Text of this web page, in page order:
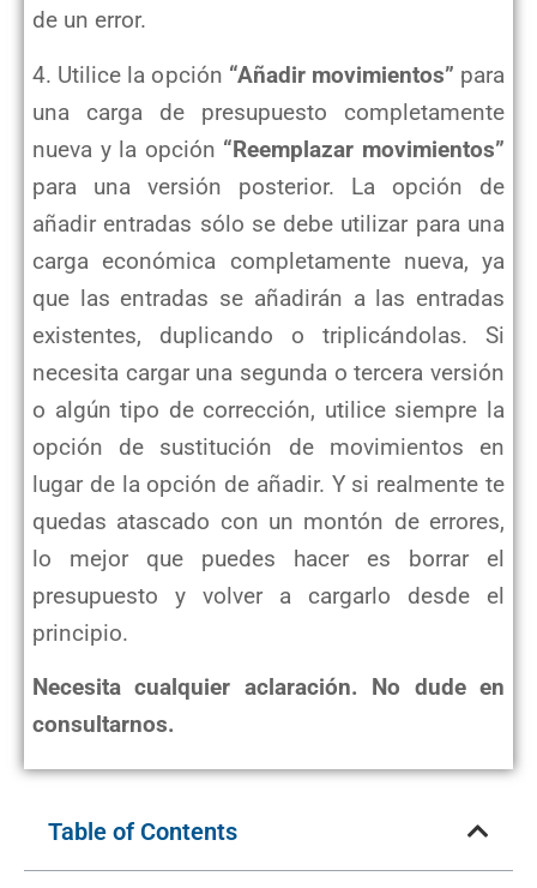
de un error.
4. Utilice la opción “Añadir movimientos” para
una carga de presupuesto completamente
nueva y la opción “Reemplazar movimientos”
para una versión posterior. La opción de
añadir entradas sólo se debe utilizar para una
carga económica completamente nueva, ya
que las entradas se añadirán a las entradas
existentes, duplicando o triplicándolas. Si
necesita cargar una segunda o tercera versión
o algún tipo de corrección, utilice siempre la
opción de sustitución de movimientos en
lugar de la opción de añadir. Y si realmente te
quedas atascado con un montón de errores,
lo mejor que puedes hacer es borrar el
presupuesto y volver a cargarlo desde el
principio.
Necesita cualquier aclaración. No dude en
consultarnos.
Table of Contents